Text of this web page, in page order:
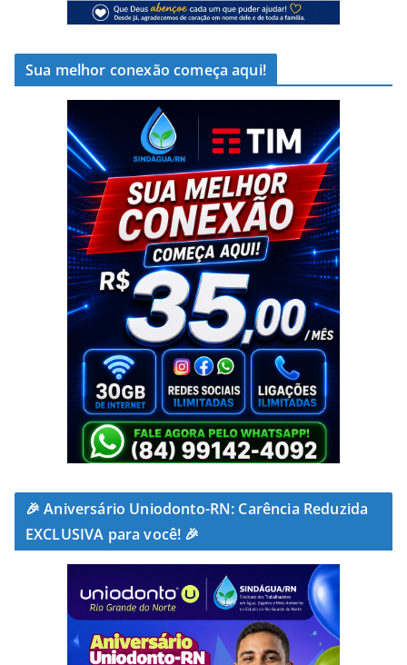
Sua melhor conexão começa aqui!
🎉 Aniversário Uniodonto-RN: Carência Reduzida
EXCLUSIVA para você! 🎉